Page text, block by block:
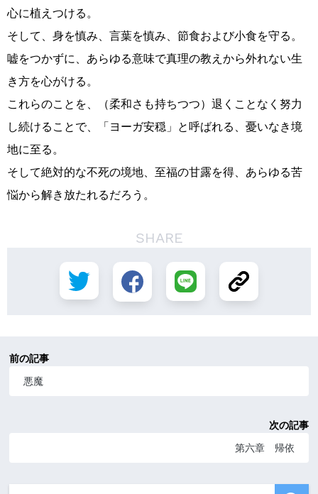
心に植えつける。
そして、身を慎み、言葉を慎み、節食および小食を守る。
嘘をつかずに、あらゆる意味で真理の教えから外れない生
き方を心がける。
これらのことを、（柔和さも持ちつつ）退くことなく努力
し続けることで、「ヨーガ安穏」と呼ばれる、憂いなき境
地に至る。
そして絶対的な不死の境地、至福の甘露を得、あらゆる苦
悩から解き放たれるだろう。
SHARE
前の記事
悪魔
次の記事
第六章 帰依